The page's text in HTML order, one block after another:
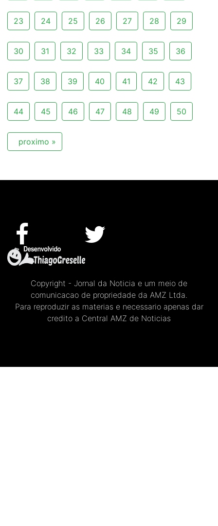
23 24 25 26 27 28 29
30 31 32 33 34 35 36
37 38 39 40 41 42 43
44 45 46 47 48 49 50
proximo »
Copyright - Jornal da Noticia e um meio de
comunicacao de propriedade da AMZ Ltda.
Para reproduzir as materias e necessario apenas dar
credito a Central AMZ de Noticias